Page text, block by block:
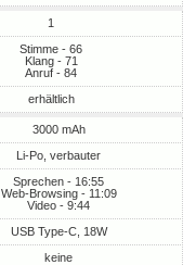
1
Stimme - 66
Klang - 71
Anruf - 84
erhältlich
3000 mAh
Li-Po, verbauter
Sprechen - 16:55
Web-Browsing - 11:09
Video - 9:44
USB Type-C, 18W
keine